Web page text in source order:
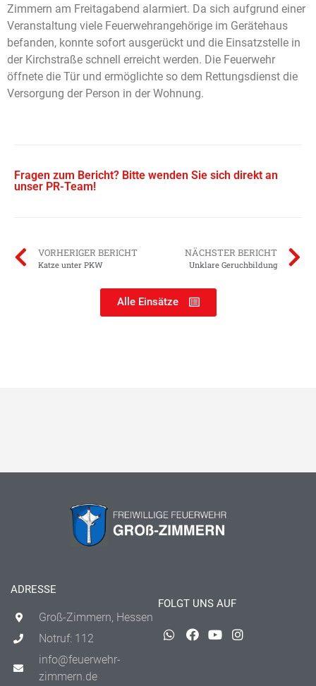
Zimmern am Freitagabend alarmiert. Da sich aufgrund einer
Veranstaltung viele Feuerwehrangehörige im Gerätehaus
befanden, konnte sofort ausgerückt und die Einsatzstelle in
der Kirchstraße schnell erreicht werden. Die Feuerwehr
öffnete die Tür und ermöglichte so dem Rettungsdienst die
Versorgung der Person in der Wohnung.
Fragen zum Bericht? Bitte wenden Sie sich direkt an
unser PR-Team!
VORHERIGER BERICHT
Katze unter PKW
NÄCHSTER BERICHT
Unklare Geruchbildung
Alle Einsätze
ADRESSE
Groß-Zimmern, Hessen
Notruf: 112
info@feuerwehr-
zimmern.de
FOLGT UNS AUF